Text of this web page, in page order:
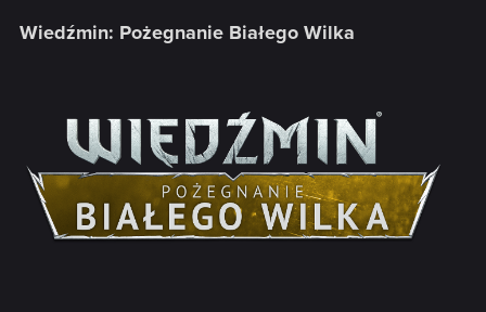
Wiedźmin: Pożegnanie Białego Wilka